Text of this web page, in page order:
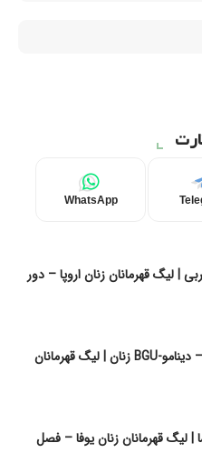
WhatsApp
| لیگ قهرمانان زنان اروپا – دور
پیش‌بینی و تحلیل بریدا بلیک زنان – دینامو-BGU زنان | لیگ قهرمانان
لیگ قهرمانان زنان یوفا – فصل